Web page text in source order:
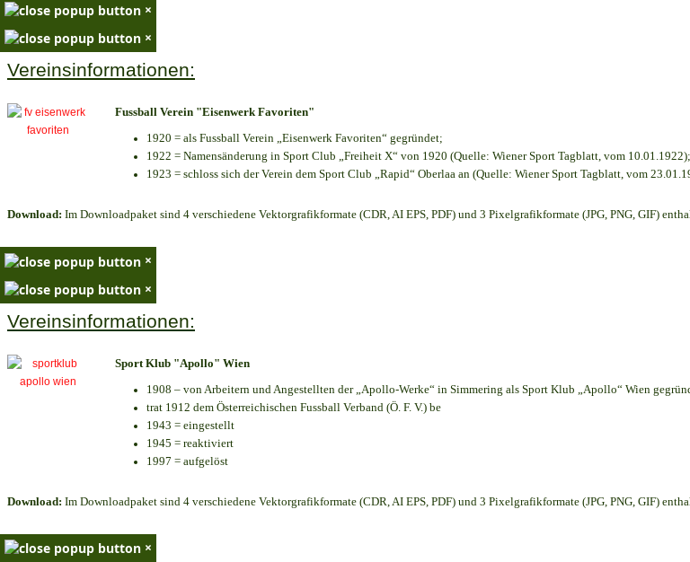
×
×
Vereinsinformationen:
Fussball Verein "Eisenwerk Favoriten"
1920 = als Fussball Verein „Eisenwerk Favoriten“ gegründet;
1922 = Namensänderung in Sport Club „Freiheit X“ von 1920 (Quelle: Wiener Sport Tagblatt, vom
1923 = schloss sich der Verein dem Sport Club „Rapid“ Oberlaa an (Quelle: Wiener Sport Tagblatt, vom
Download: Im Downloadpaket sind 4 verschiedene Vektorgrafikformate (CDR, AI EPS, PDF) und 3 Pixelgrafikformate (JPG, PNG, GIF)
×
×
Vereinsinformationen:
Sport Klub "Apollo" Wien
1908 – von Arbeitern und Angestellten der „Apollo-Werke“ in Simmering als Sport Klub „Apollo“ Wien
trat 1912 dem Österreichischen Fussball Verband (Ö. F. V.) be
1943 = eingestellt
1945 = reaktiviert
1997 = aufgelöst
Download: Im Downloadpaket sind 4 verschiedene Vektorgrafikformate (CDR, AI EPS, PDF) und 3 Pixelgrafikformate (JPG, PNG, GIF)
×